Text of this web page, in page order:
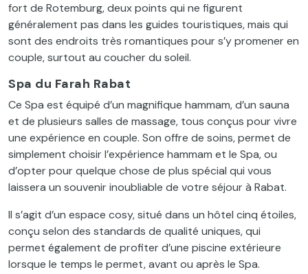
fort de Rotemburg, deux points qui ne figurent
généralement pas dans les guides touristiques, mais qui
sont des endroits très romantiques pour s’y promener en
couple, surtout au coucher du soleil.
Spa du Farah Rabat
Ce Spa est équipé d’un magnifique hammam, d’un sauna
et de plusieurs salles de massage, tous conçus pour vivre
une expérience en couple. Son offre de soins, permet de
simplement choisir l’expérience hammam et le Spa, ou
d’opter pour quelque chose de plus spécial qui vous
laissera un souvenir inoubliable de votre séjour à Rabat.
Il s’agit d’un espace cosy, situé dans un hôtel cinq étoiles,
conçu selon des standards de qualité uniques, qui
permet également de profiter d’une piscine extérieure
lorsque le temps le permet, avant ou après le Spa.